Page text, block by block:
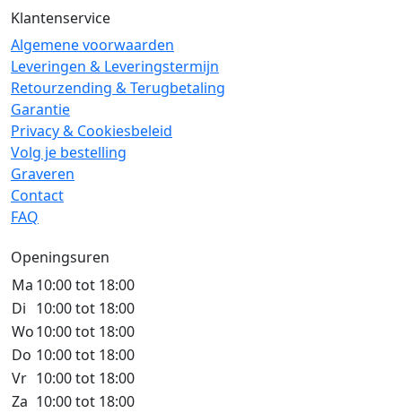
Klantenservice
Algemene voorwaarden
Leveringen & Leveringstermijn
Retourzending & Terugbetaling
Garantie
Privacy & Cookiesbeleid
Volg je bestelling
Graveren
Contact
FAQ
Openingsuren
Ma 10:00 tot 18:00
Di 10:00 tot 18:00
Wo10:00 tot 18:00
Do 10:00 tot 18:00
Vr 10:00 tot 18:00
Za 10:00 tot 18:00